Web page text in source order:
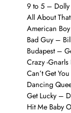
9 to 5 – Dolly
All About
American
Bad Guy –
Budapest –
Crazy -Gnarls
Can’t Get
Dancing
Get Lucky –
Hit Me Baby